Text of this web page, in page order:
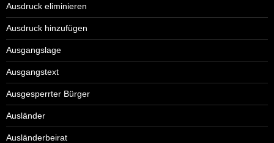
Ausdruck eliminieren
Ausdruck hinzufügen
Ausgangslage
Ausgangstext
Ausgesperrter Bürger
Ausländer
Ausländerbeirat